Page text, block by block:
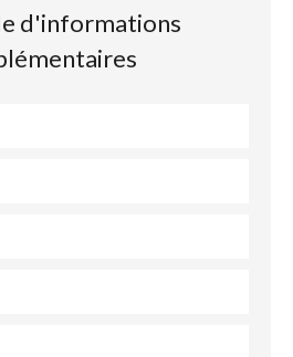
d'informations